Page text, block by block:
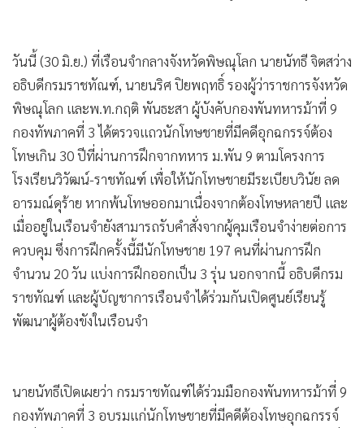
• วิทยาศาสตร์
• SMEs
• หุ้น
• อินโดจีน
• กองทุนรวม
• Celeb Online
• Factcheck
• ญี่ปุ่น
• News1
Gotomanager
วันนี้ (30 มิ.ย.) ที่เรือนจำกลางจังหวัดพิษณุโลก นายนัทธี จิตสว่าง
อธิบดีกรมราชทัณฑ์, นายนริศ ปิยพฤทธิ์ รองผู้ว่าราชการจังหวัด
พิษณุโลก และพ.ท.กฤติ พันธะสา ผู้บังคับกองพันทหารม้าที่ 9
กองทัพภาคที่ 3 ได้ตรวจแถวนักโทษชายที่มีคดีอุกฉกรรจ์ต้อง
โทษเกิน 30 ปีที่ผ่านการฝึกจากทหาร ม.พัน 9 ตามโครงการ
โรงเรียนวิวัฒน์-ราชทัณฑ์ เพื่อให้นักโทษชายมีระเบียบวินัย ลด
อารมณ์ดุร้าย หากพ้นโทษออกมาเนื่องจากต้องโทษหลายปี และ
เมื่ออยู่ในเรือนจำยังสามารถรับคำสั่งจากผู้คุมเรือนจำง่ายต่อการ
ควบคุม ซึ่งการฝึกครั้งนี้มีนักโทษชาย 197 คนที่ผ่านการฝึก
จำนวน 20 วัน แบ่งการฝึกออกเป็น 3 รุ่น นอกจากนี้ อธิบดีกรม
ราชทัณฑ์ และผู้บัญชาการเรือนจำได้ร่วมกันเปิดศูนย์เรียนรู้
พัฒนาผู้ต้องขังในเรือนจำ
นายนัทธีเปิดเผยว่า กรมราชทัณฑ์ได้ร่วมมือกองพันทหารม้าที่ 9
กองทัพภาคที่ 3 อบรมแก่นักโทษชายที่มีคดีต้องโทษอุกฉกรรจ์